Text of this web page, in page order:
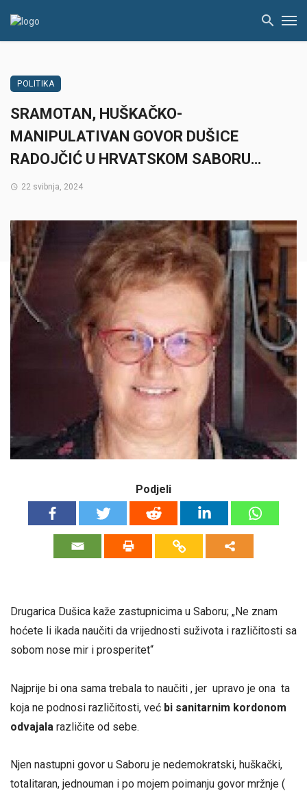
POLITIKA
SRAMOTAN, HUŠKAČKO-
MANIPULATIVAN GOVOR DUŠICE
RADOJČIĆ U HRVATSKOM SABORU…
22 svibnja, 2024
Podjeli
Drugarica Dušica kaže zastupnicima u Saboru; „Ne znam
hoćete li ikada naučiti da vrijednosti suživota i različitosti sa
sobom nose mir i prosperitet“
Najprije bi ona sama trebala to naučiti , jer upravo je ona ta
koja ne podnosi različitosti, već bi sanitarnim kordonom
odvajala različite od sebe.
Njen nastupni govor u Saboru je nedemokratski, huškački,
totalitaran, jednouman i po mojem poimanju govor mržnje (